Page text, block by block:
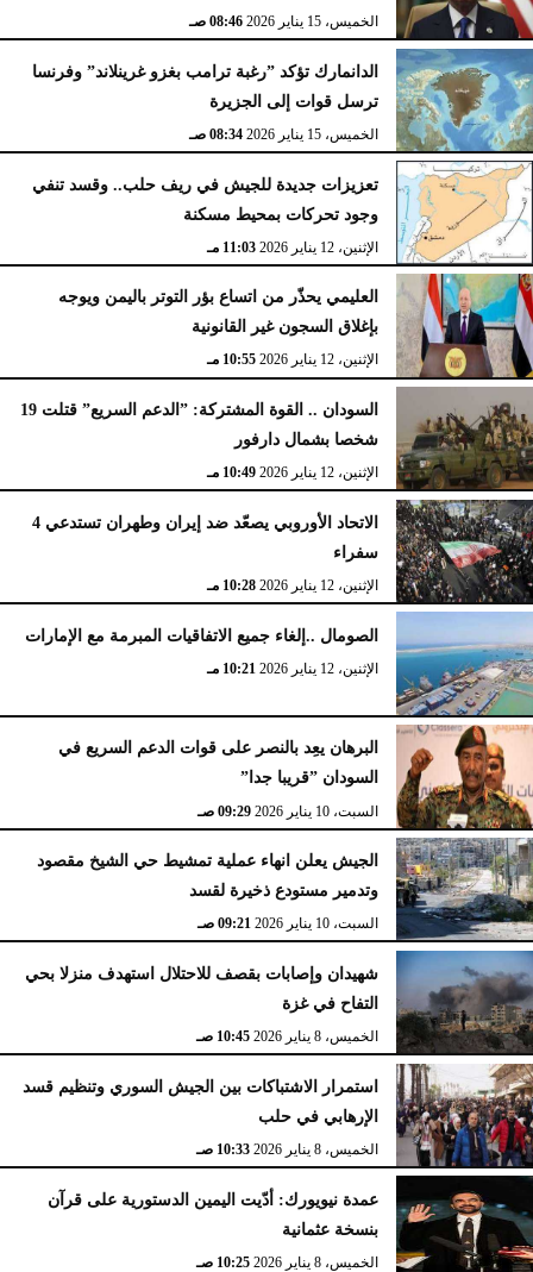
الخميس، 15 يناير 2026 08:46 صـ
الدانمارك تؤكد ”رغبة ترامب بغزو غرينلاند” وفرنسا
ترسل قوات إلى الجزيرة
الخميس، 15 يناير 2026 08:34 صـ
تعزيزات جديدة للجيش في ريف حلب.. وقسد تنفي
وجود تحركات بمحيط مسكنة
الإثنين، 12 يناير 2026 11:03 مـ
العليمي يحذّر من اتساع بؤر التوتر باليمن ويوجه
بإغلاق السجون غير القانونية
الإثنين، 12 يناير 2026 10:55 مـ
السودان .. القوة المشتركة: ”الدعم السريع” قتلت 19
شخصا بشمال دارفور
الإثنين، 12 يناير 2026 10:49 مـ
الاتحاد الأوروبي يصعّد ضد إيران وطهران تستدعي 4
سفراء
الإثنين، 12 يناير 2026 10:28 مـ
الصومال ..إلغاء جميع الاتفاقيات المبرمة مع الإمارات
الإثنين، 12 يناير 2026 10:21 مـ
البرهان يعِد بالنصر على قوات الدعم السريع في
السودان ”قريبا جدا”
السبت، 10 يناير 2026 09:29 صـ
الجيش يعلن انهاء عملية تمشيط حي الشيخ مقصود
وتدمير مستودع ذخيرة لقسد
السبت، 10 يناير 2026 09:21 صـ
شهيدان وإصابات بقصف للاحتلال استهدف منزلا بحي
التفاح في غزة
الخميس، 8 يناير 2026 10:45 صـ
استمرار الاشتباكات بين الجيش السوري وتنظيم قسد
الإرهابي في حلب
الخميس، 8 يناير 2026 10:33 صـ
عمدة نيويورك: أدّيت اليمين الدستورية على قرآن
بنسخة عثمانية
الخميس، 8 يناير 2026 10:25 صـ